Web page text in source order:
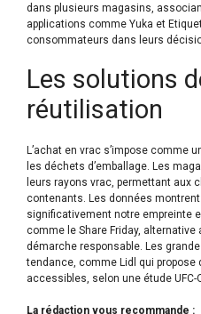
dans plusieurs magasins,
applications comme Yuka et
consommateurs dans leurs
Les solutions
réutilisation
L’achat en vrac s’impose comme
les déchets d’emballage. Les
leurs rayons vrac, permettant aux
contenants. Les données
significativement notre empreinte
comme le Share Friday,
démarche responsable. Les
tendance, comme Lidl qui
accessibles, selon une étude UFC-
La rédaction vous recommande :